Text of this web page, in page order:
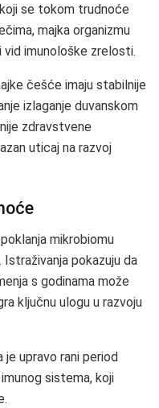
se tokom trudnoće
majka organizmu
vid imunološke zrelosti.
češće imaju stabilnije
izlaganje duvanskom
zdravstvene
uticaj na razvoj
mikrobiomu
Istraživanja pokazuju da
s godinama može
ključnu ulogu u razvoju
je upravo rani period
sistema, koji